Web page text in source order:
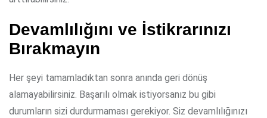
Devamlılığını ve İstikrarınızı
Bırakmayın
Her şeyi tamamladıktan sonra anında geri dönüş
alamayabilirsiniz. Başarılı olmak istiyorsanız bu gibi
durumların sizi durdurmaması gerekiyor. Siz devamlılığınızı